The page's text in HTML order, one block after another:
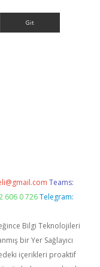
Teams:
606 0 726 Telegram:
Bilgi Teknolojileri
bir Yer Sağlayıcı
içerikleri proaktif